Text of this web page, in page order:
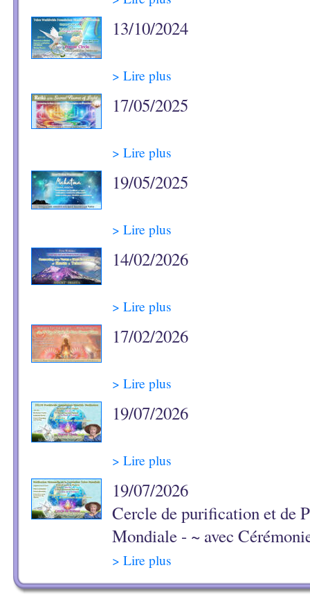
13/10/2024
> Lire plus
17/05/2025
> Lire plus
19/05/2025
> Lire plus
14/02/2026
> Lire plus
17/02/2026
> Lire plus
19/07/2026
> Lire plus
19/07/2026
Cercle de purification et de
Mondiale - ~ avec
> Lire plus